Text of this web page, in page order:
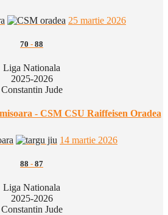
25 martie 2026
70 - 88
Liga Nationala
2025-2026
Constantin Jude
- CSM CSU Raiffeisen Oradea
14 martie 2026
88 - 87
Liga Nationala
2025-2026
Constantin Jude